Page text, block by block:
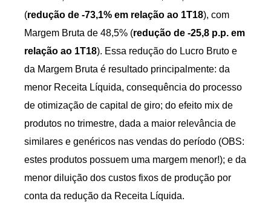
(redução de -73,1% em relação ao 1T18), com
Margem Bruta de 48,5% (redução de -25,8 p.p. em
relação ao 1T18). Essa redução do Lucro Bruto e
da Margem Bruta é resultado principalmente: da
menor Receita Líquida, consequência do processo
de otimização de capital de giro; do efeito mix de
produtos no trimestre, dada a maior relevância de
similares e genéricos nas vendas do período (OBS:
estes produtos possuem uma margem menor!); e da
menor diluição dos custos fixos de produção por
conta da redução da Receita Líquida.